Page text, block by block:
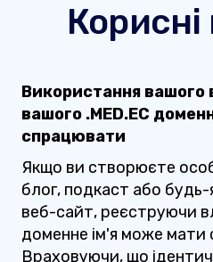
Використання вашого
вашого .MED.EC
спрацювати
Якщо ви створюєте
блог, подкаст або
веб-сайт, реєструючи
доменне ім'я може мати
Враховуючи, що